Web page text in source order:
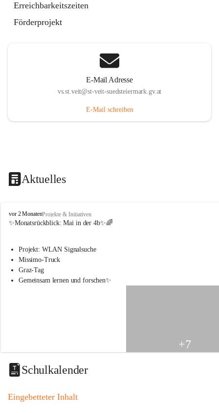
Erreichbarkeitszeiten
Förderprojekt
E-Mail Adresse
vs.st.veit@st-veit-suedsteiermark.gv.at
E-Mail schreiben
Aktuelles
V
o
s
s
c
i
t
a
o
vor 2 MonatenProjekte & Initiativen
✨Monatsrückblick: Mai in der 4b✨🌈
Projekt: WLAN Signalsuche
Missimo-Truck
Graz-Tag
Gemeinsam lernen und forschen✨
+7
Schulkalender
Eingebetteter Inhalt